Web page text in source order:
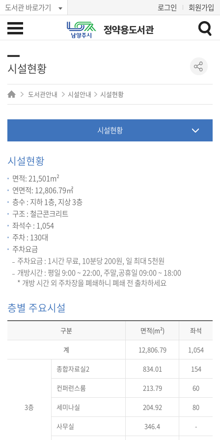
도서관 바로가기 로그인 회원가입
정약용도서관
시설현황
도서관안내 시설안내 시설현황
시설현황
시설현황
면적: 21,501m²
연면적: 12,806.79㎡
층수 : 지하 1층, 지상 3층
구조 : 철근콘크리트
좌석수 : 1,054
주차 : 130대
주차요금
주차요금 : 1시간 무료, 10분당 200원, 일 최대 5천원
개방시간 : 평일 9:00 ~ 22:00, 주말,공휴일 09:00 ~ 18:00
* 개방 시간 외 주차장을 폐쇄하니 폐쇄 전 출차하세요
층별 주요시설
구분 면적(m²) 좌석
계 12,806.79 1,054
3층
종합자료실2 834.01 154
컨퍼런스룸 213.79 60
세미나실 204.92 80
사무실 346.4 -